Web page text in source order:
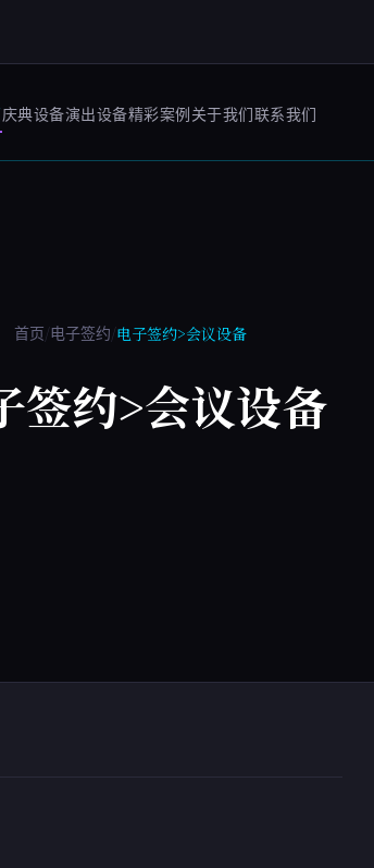
庆典设备演出设备精彩案例关于我们联系我们
首页/电子签约/电子签约>会议设备
签约>会议设备